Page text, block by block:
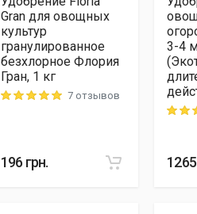
Gran для овощных
культур
гранулированное
безхлорное Флория
Гран, 1 кг
Rating: 5 out of 57 отзывов
196 грн.
3-4
1265